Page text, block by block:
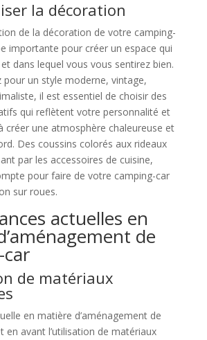
la décoration
de la décoration de votre camping-
importante pour créer un espace qui
dans lequel vous vous sentirez bien.
pour un style moderne, vintage,
il est essentiel de choisir des
qui reflètent votre personnalité et
créer une atmosphère chaleureuse et
Des coussins colorés aux rideaux
par les accessoires de cuisine,
pour faire de votre camping-car
sur roues.
actuelles en
de
de matériaux
en matière d’aménagement de
en avant l’utilisation de matériaux